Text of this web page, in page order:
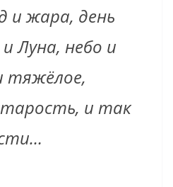
и жара, день
Луна, небо и
тяжёлое,
и так